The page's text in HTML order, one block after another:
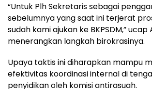
“Untuk Plh Sekretaris sebagai
sebelumnya yang saat ini terjerat
sudah kami ajukan ke BKPSDM,” ucap
menerangkan langkah birokrasinya.
Upaya taktis ini diharapkan mampu
efektivitas koordinasi internal di
penyidikan oleh komisi antirasuah.